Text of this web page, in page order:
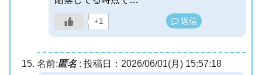
+1 返信
名前:匿名: 投稿日：2026/06/01(月) 15:57:18